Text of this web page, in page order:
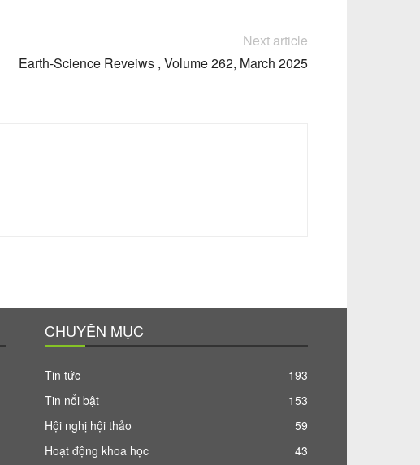
Next article
Earth-Science Reveiws , Volume 262, March 2025
CHUYÊN MỤC
Tin tức
193
Tin nổi bật
153
Hội nghị hội thảo
59
Hoạt động khoa học
43